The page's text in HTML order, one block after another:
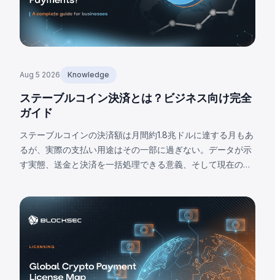
Aug 5 2026 Knowledge
ステーブルコイン決済とは？ビジネス向け完全
ガイド
ステーブルコインの決済額は月間約1.8兆ドルに達する月もあ
るが、実際の支払い用途はその一部に過ぎない。データが示
す実態、送金と決済を一括処理できる意義、そして現在の限